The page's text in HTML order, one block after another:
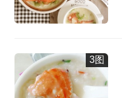
3图